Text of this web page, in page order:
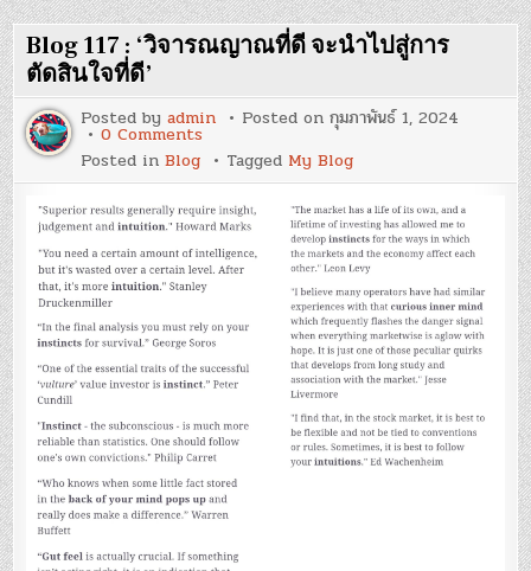
ที่
จะ
เดิม
Blog 117 : ‘วิจารณญาณที่ดี จะนำไปสู่การ
ตัดสินใจที่ดี’
Posted byadmin Posted onกุมภาพันธ์ 1, 2024
0 Comments
Blog
117
:
‘วิจารณญาณ
ที่
ดี
จะ
นำ
ไป
สู่
ตัดสิน
ใจ
ที่
ดี’
Posted inBlog Tagged My Blog